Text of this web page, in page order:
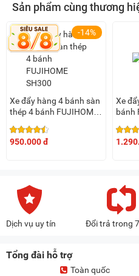
Sản phẩm cùng thương
-14%
Xe đẩy hàng 4 bánh sàn
thép 4 bánh FUJIHOME
950.000 đ
Xe
bánh
Dịch vụ uy tín Đổi trả trong
Tổng đài hỗ trợ
Toàn quốc